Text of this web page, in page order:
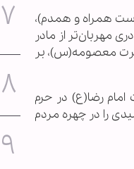
همراه و همدم)،
مهربان‌تر از مادر
معصومه(س)، بر
رضا(ع) در حرم
را در چهره مردم